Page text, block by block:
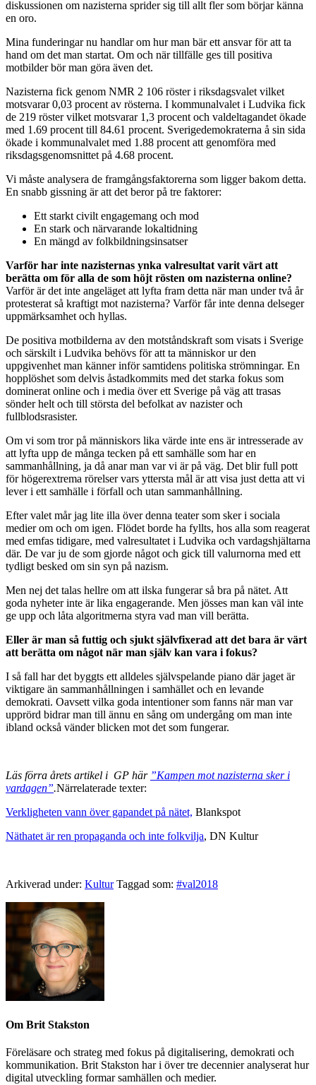
diskussionen om nazisterna sprider sig till allt fler som börjar känna
en oro.
Mina funderingar nu handlar om hur man bär ett ansvar för att ta
hand om det man startat. Om och när tillfälle ges till positiva
motbilder bör man göra även det.
Nazisterna fick genom NMR 2 106 röster i riksdagsvalet vilket
motsvarar 0,03 procent av rösterna. I kommunalvalet i Ludvika fick
de 219 röster vilket motsvarar 1,3 procent och valdeltagandet ökade
med 1.69 procent till 84.61 procent. Sverigedemokraterna å sin sida
ökade i kommunalvalet med 1.88 procent att genomföra med
riksdagsgenomsnittet på 4.68 procent.
Vi måste analysera de framgångsfaktorerna som ligger bakom detta.
En snabb gissning är att det beror på tre faktorer:
Ett starkt civilt engagemang och mod
En stark och närvarande lokaltidning
En mängd av folkbildningsinsatser
Varför har inte nazisternas ynka valresultat varit värt att
berätta om för alla de som höjt rösten om nazisterna online?
Varför är det inte angeläget att lyfta fram detta när man under två år
protesterat så kraftigt mot nazisterna? Varför får inte denna delseger
uppmärksamhet och hyllas.
De positiva motbilderna av den motståndskraft som visats i Sverige
och särskilt i Ludvika behövs för att ta människor ur den
uppgivenhet man känner inför samtidens politiska strömningar. En
hopplöshet som delvis åstadkommits med det starka fokus som
dominerat online och i media över ett Sverige på väg att trasas
sönder helt och till största del befolkat av nazister och
fullblodsrasister.
Om vi som tror på människors lika värde inte ens är intresserade av
att lyfta upp de många tecken på ett samhälle som har en
sammanhållning, ja då anar man var vi är på väg. Det blir full pott
för högerextrema rörelser vars yttersta mål är att visa just detta att vi
lever i ett samhälle i förfall och utan sammanhållning.
Efter valet mår jag lite illa över denna teater som sker i sociala
medier om och om igen. Flödet borde ha fyllts, hos alla som reagerat
med emfas tidigare, med valresultatet i Ludvika och vardagshjältarna
där. De var ju de som gjorde något och gick till valurnorna med ett
tydligt besked om sin syn på nazism.
Men nej det talas hellre om att ilska fungerar så bra på nätet. Att
goda nyheter inte är lika engagerande. Men jösses man kan väl inte
ge upp och låta algoritmerna styra vad man vill berätta.
Eller är man så futtig och sjukt självfixerad att det bara är värt
att berätta om något när man själv kan vara i fokus?
I så fall har det byggts ett alldeles självspelande piano där jaget är
viktigare än sammanhållningen i samhället och en levande
demokrati. Oavsett vilka goda intentioner som fanns när man var
upprörd bidrar man till ännu en sång om undergång om man inte
ibland också vänder blicken mot det som fungerar.
Läs förra årets artikel i GP här ”Kampen mot nazisterna sker i
vardagen”.Närrelaterade texter:
Verkligheten vann över gapandet på nätet, Blankspot
Näthatet är ren propaganda och inte folkvilja, DN Kultur
Arkiverad under: Kultur Taggad som: #val2018
Om Brit Stakston
Föreläsare och strateg med fokus på digitalisering, demokrati och
kommunikation. Brit Stakston har i över tre decennier analyserat hur
digital utveckling formar samhällen och medier.